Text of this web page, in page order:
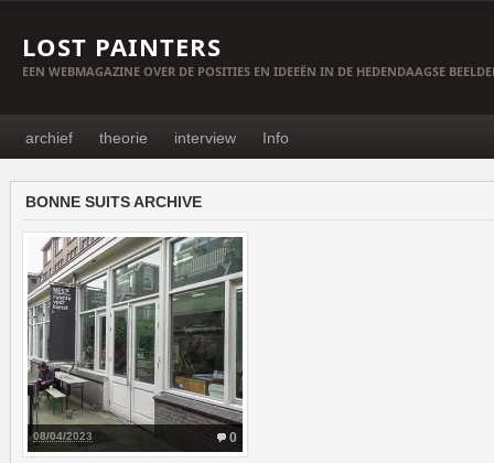
LOST PAINTERS
EEN WEBMAGAZINE OVER DE POSITIES EN IDEEËN IN DE HEDENDAAGSE
archief theorie interview Info
BONNE SUITS ARCHIVE
0
08/04/2023